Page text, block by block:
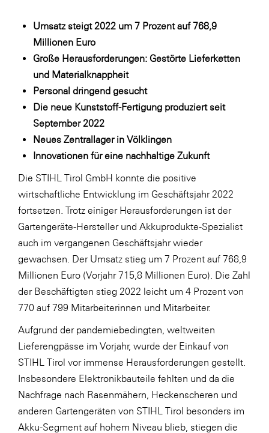
OMV
OptimaMed
PAGRO
PHH Rechtsanwält:innen
Primark
Salesforce
sebamed
SeneCura
SKINUANCE®
Somfy
SPIEGLTEC
STIHL Tirol
Trend Micro
TAG GmbH
VALETTA
Verband Druck Medien Österreich
Wirtschaftskammer Salzburg
Umsatz steigt 2022 um 7 Prozent auf 768,9
Millionen Euro
Große Herausforderungen: Gestörte Lieferketten
und Materialknappheit
Personal dringend gesucht
Die neue Kunststoff-Fertigung produziert seit
September 2022
Neues Zentrallager in Völklingen
Innovationen für eine nachhaltige Zukunft
Die STIHL Tirol GmbH konnte die positive
wirtschaftliche Entwicklung im Geschäftsjahr 2022
fortsetzen. Trotz einiger Herausforderungen ist der
Gartengeräte-Hersteller und Akkuprodukte-Spezialist
auch im vergangenen Geschäftsjahr wieder
gewachsen. Der Umsatz stieg um 7 Prozent auf 768,9
Millionen Euro (Vorjahr 715,8 Millionen Euro). Die Zahl
der Beschäftigten stieg 2022 leicht um 4 Prozent von
770 auf 799 Mitarbeiterinnen und Mitarbeiter.
Aufgrund der pandemiebedingten, weltweiten
Lieferengpässe im Vorjahr, wurde der Einkauf von
STIHL Tirol vor immense Herausforderungen gestellt.
Insbesondere Elektronikbauteile fehlten und da die
Nachfrage nach Rasenmähern, Heckenscheren und
anderen Gartengeräten von STIHL Tirol besonders im
Akku-Segment auf hohem Niveau blieb, stiegen die